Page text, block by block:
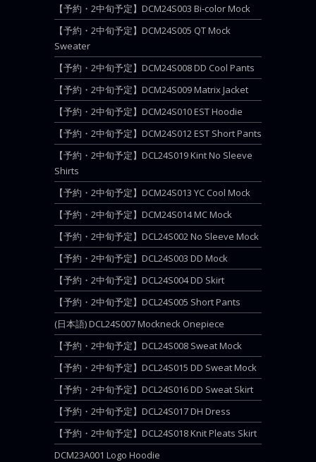
【予約・2中旬予定】DCM24S003 Bi-color Mock
【予約・2中旬予定】DCM24S005 QT Mock
Sweater
【予約・2中旬予定】DCM24S008 DD Cool Pants
【予約・2中旬予定】DCM24S009 Matrix Jacket
【予約・2中旬予定】DCM24S010 EST Hoodie
【予約・2中旬予定】DCM24S012 EST Short Pants
【予約・2中旬予定】DCL24S019 Kint No Sleeve
Shirts
【予約・2中旬予定】DCM24S013 YC Cool Mock
【予約・2中旬予定】DCM24S014 MC Mock
【予約・2中旬予定】DCL24S002 No Sleeve Mock
【予約・2中旬予定】DCL24S003 DD Mock
【予約・2中旬予定】DCL24S004 DD Skirt
【予約・2中旬予定】DCL24S005 Short Pants
(日本語) DCL24S007 Mockneck Onepiece
【予約・2中旬予定】DCL24S008 Sweat Mock
【予約・2中旬予定】DCL24S015 DD Sweat Mock
【予約・2中旬予定】DCL24S016 DD Sweat Skirt
【予約・2中旬予定】DCL24S017 DH Dress
【予約・2中旬予定】DCL24S018 Knit Pleats Skirt
DCM23A001 Logo Hoodie